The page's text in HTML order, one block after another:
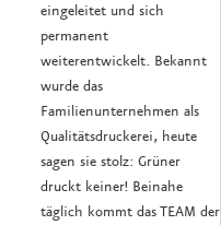
eingeleitet und sich
permanent
weiterentwickelt. Bekannt
wurde das
Familienunternehmen als
Qualitätsdruckerei, heute
sagen sie stolz: Grüner
druckt keiner! Beinahe
täglich kommt das TEAM der